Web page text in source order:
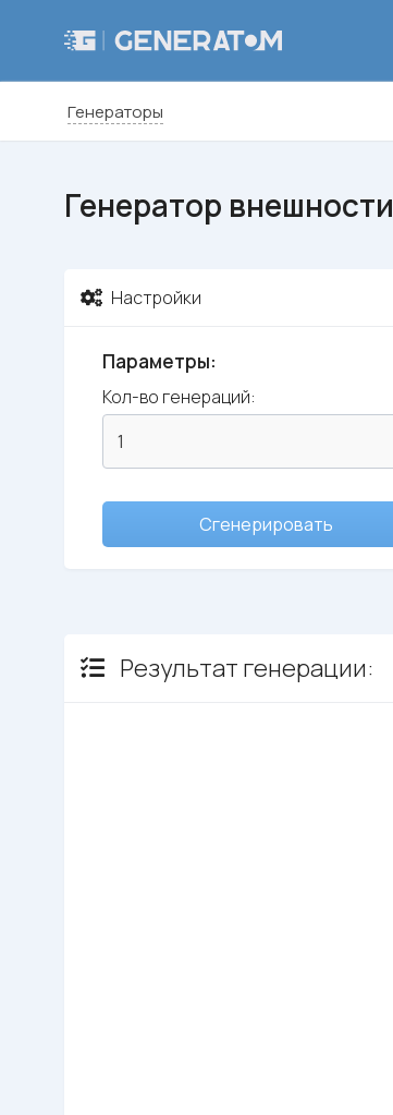
Генераторы
Генератор внешности
Настройки
Параметры:
Кол-во генераций:
Сгенерировать
Результат генерации: